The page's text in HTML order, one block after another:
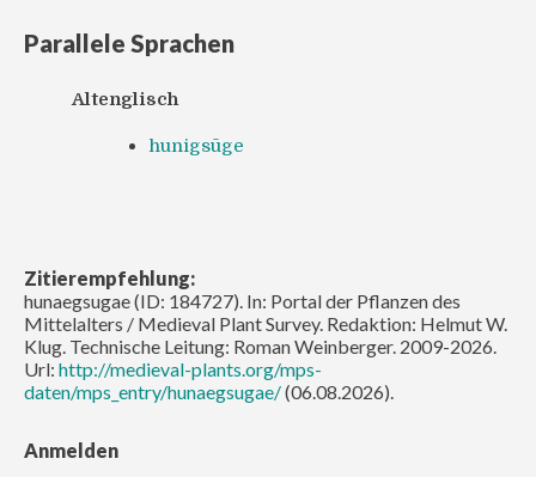
Parallele Sprachen
Altenglisch
hunigsūge
Zitierempfehlung:
hunaegsugae (ID: 184727). In: Portal der Pflanzen des
Mittelalters / Medieval Plant Survey. Redaktion: Helmut W.
Klug. Technische Leitung: Roman Weinberger. 2009-2026.
Url: http://medieval-plants.org/mps-
daten/mps_entry/hunaegsugae/(06.08.2026).
Anmelden